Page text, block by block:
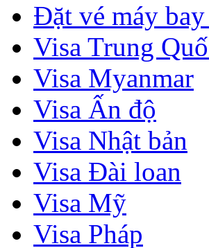
Đặt vé máy
Visa Trung
Visa Myanmar
Visa Ấn độ
Visa Nhật bản
Visa Đài loan
Visa Mỹ
Visa Pháp